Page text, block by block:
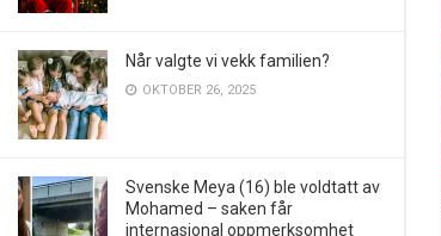
Når valgte vi vekk familien?
OKTOBER 26, 2025
Svenske Meya (16) ble voldtatt av
Mohamed – saken får
internasjonal oppmerksomhet